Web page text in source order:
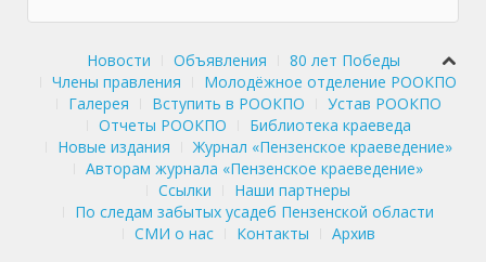
Новости Объявления
80 лет Победы
Члены правления
Молодёжное отделение РООКПО
Галерея
Вступить в РООКПО
Устав РООКПО
Отчеты РООКПО
Библиотека краеведа
Новые издания
Журнал «Пензенское краеведение»
Авторам журнала «Пензенское краеведение»
Ссылки
Наши партнеры
По следам забытых усадеб Пензенской области
СМИ о нас
Контакты Архив